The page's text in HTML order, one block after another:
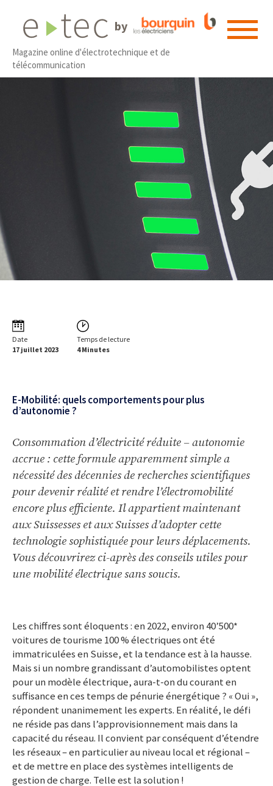
by
Magazine online d'électrotechnique et de
télécommunication
Date
17 juillet 2023
Temps de lecture
4 Minutes
E-Mobilité: quels comportements pour plus
d’autonomie ?
Consommation d’électricité réduite – autonomie
accrue : cette formule apparemment simple a
nécessité des décennies de recherches scientifiques
pour devenir réalité et rendre l’électromobilité
encore plus efficiente. Il appartient maintenant
aux Suissesses et aux Suisses d’adopter cette
technologie sophistiquée pour leurs déplacements.
Vous découvrirez ci-après des conseils utiles pour
une mobilité électrique sans soucis.
Les chiffres sont éloquents : en 2022, environ 40’500*
voitures de tourisme 100 % électriques ont été
immatriculées en Suisse, et la tendance est à la hausse.
Mais si un nombre grandissant d’automobilistes optent
pour un modèle électrique, aura-t-on du courant en
suffisance en ces temps de pénurie énergétique ? « Oui »,
répondent unanimement les experts. En réalité, le défi
ne réside pas dans l’approvisionnement mais dans la
capacité du réseau. Il convient par conséquent d’étendre
les réseaux – en particulier au niveau local et régional –
et de mettre en place des systèmes intelligents de
gestion de charge. Telle est la solution !